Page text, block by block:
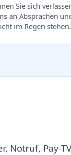
Sie sich
an Absprachen
im Regen stehen.
Notruf, Pay-